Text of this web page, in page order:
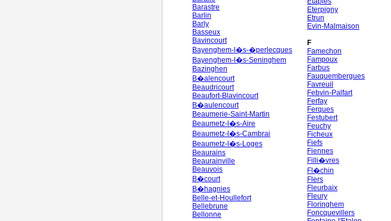
Barastre
Barlin
Barly
Basseux
Bavincourt
Bayenghem-l�s-�perlecques
Bayenghem-l�s-Seninghem
Bazinghen
B�alencourt
Beaudricourt
Beaufort-Blavincourt
B�aulencourt
Beaumerie-Saint-Martin
Beaumetz-l�s-Aire
Beaumetz-l�s-Cambrai
Beaumetz-l�s-Loges
Beaurains
Beaurainville
Beauvois
B�court
B�hagnies
Belle-et-Houllefort
Bellebrune
Bellonne
Eterpigny
Etrun
Evin-Malmaison
F
Famechon
Fampoux
Farbus
Fauquembergues
Favreuil
Febvin-Palfart
Ferfay
Ferques
Festubert
Feuchy
Ficheux
Fiefs
Fiennes
Filli�vres
Fl�chin
Flers
Fleurbaix
Fleury
Floringhem
Foncquevillers